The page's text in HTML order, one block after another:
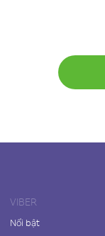
VIBER
Nổi bật